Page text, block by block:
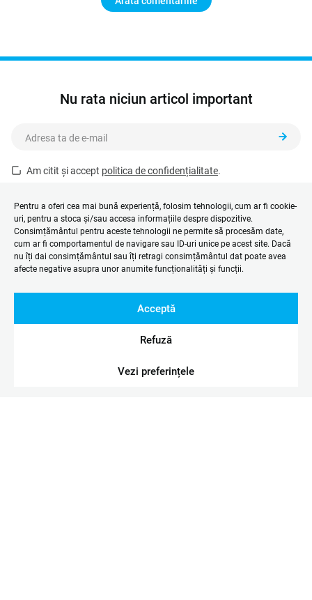
Pentru a oferi cea mai bună experiență, folosim tehnologii, cum ar fi cookie-
uri, pentru a stoca și/sau accesa informațiile despre dispozitive.
Consimțământul pentru aceste tehnologii ne permite să procesăm date,
cum ar fi comportamentul de navigare sau ID-uri unice pe acest site. Dacă
nu îți dai consimțământul sau îți retragi consimțământul dat poate avea
afecte negative asupra unor anumite funcționalități și funcții.
Acceptă
Refuză
Vezi preferințele
Nu rata niciun articol important
Am citit și accept politica de confidențialitate.
confidențialitateșiTermenii și condițiile Google.